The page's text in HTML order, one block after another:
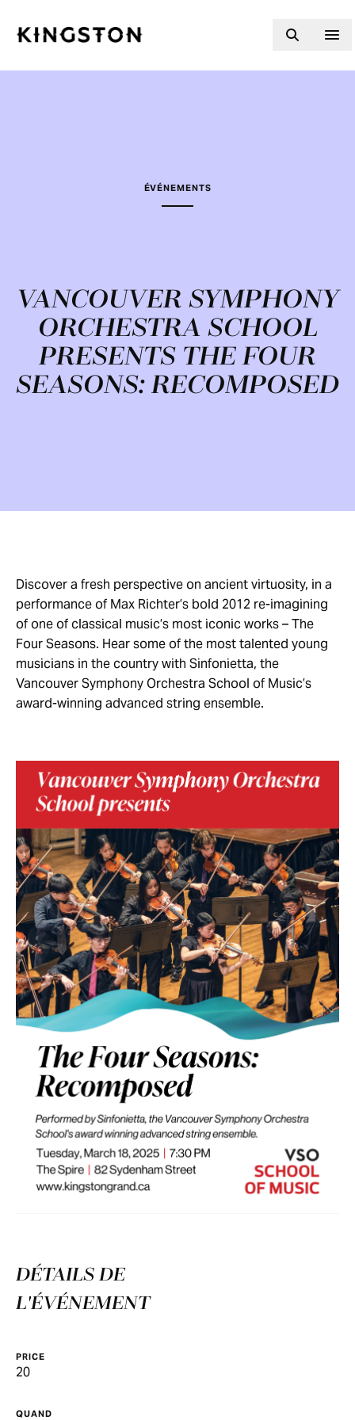
ÉVÉNEMENTS
VANCOUVER SYMPHONY
ORCHESTRA SCHOOL
PRESENTS THE FOUR
SEASONS: RECOMPOSED
Discover a fresh perspective on ancient virtuosity, in a
performance of Max Richter’s bold 2012 re-imagining
of one of classical music’s most iconic works – The
Four Seasons. Hear some of the most talented young
musicians in the country with Sinfonietta, the
Vancouver Symphony Orchestra School of Music’s
award-winning advanced string ensemble.
DÉTAILS DE
L'ÉVÉNEMENT
PRICE
20
QUAND